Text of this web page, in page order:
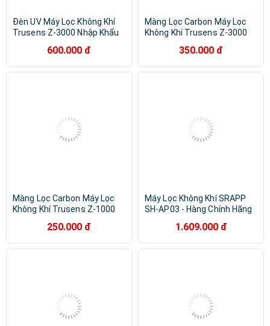
Đèn UV Máy Lọc Không Khí
Trusens Z-3000 Nhập Khẩu
600.000 đ
Màng Lọc Carbon Máy Lọc
Không Khí Trusens Z-3000
350.000 đ
Màng Lọc Carbon Máy Lọc
Không Khí Trusens Z-1000
250.000 đ
Máy Lọc Không Khí SRAPP
SH-AP03 - Hàng Chính Hãng
1.609.000 đ